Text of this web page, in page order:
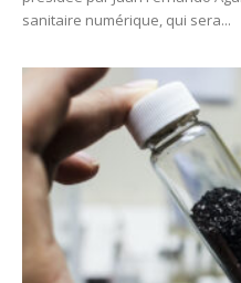
sanitaire numérique, qui sera...